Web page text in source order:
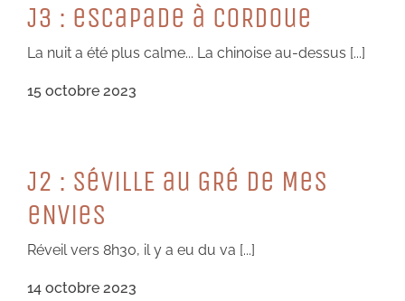
J3 : eSCaPaDe à CoRDoue
La nuit a été plus calme... La chinoise au-dessus [...]
15 octobre 2023
J2 : SéViLLE au GRé De MeS
eNVieS
Réveil vers 8h30, il y a eu du va [...]
14 octobre 2023